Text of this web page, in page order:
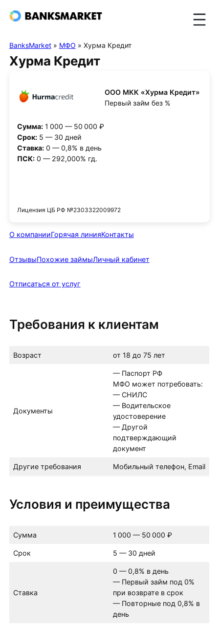
BanksMarket» МФО » Хурма Кредит
Хурма Кредит
ООО МКК «Хурма Кредит»
Первый займ без %
Сумма:1 000 — 50 000 ₽
Срок:5 — 30 дней
Ставка:0 — 0,8% в день
ПСК:0 — 292,000% гд.
Лицензия ЦБ РФ №2303322009972
О компанииГорячая линияКонтакты
ОтзывыПохожие займыЛичный кабинет
Отписаться от услуг
Требования к клиентам
Возраст от 18 до 75 лет
Документы
— Паспорт РФ
МФО может потребовать:
— СНИЛС
— Водительское
удостоверение
— Другой
подтверждающий
документ
Другие требования Мобильный телефон, Email
Условия и преимущества
Сумма 1 000 — 50 000 ₽
Срок 5 — 30 дней
Ставка
0 — 0,8% в день
— Первый займ под 0%
при возврате в срок
— Повторные под 0,8% в
день